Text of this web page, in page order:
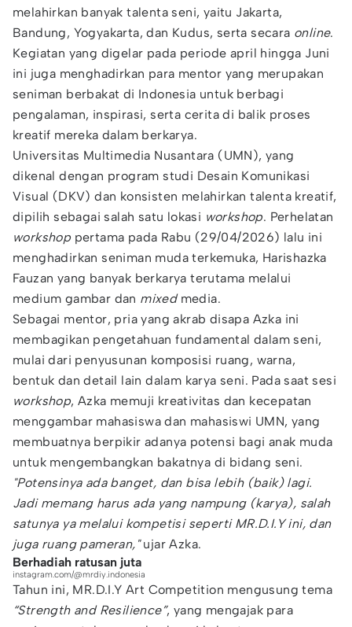
melahirkan banyak talenta seni, yaitu Jakarta,
Bandung, Yogyakarta, dan Kudus, serta secara online.
Kegiatan yang digelar pada periode april hingga Juni
ini juga menghadirkan para mentor yang merupakan
seniman berbakat di Indonesia untuk berbagi
pengalaman, inspirasi, serta cerita di balik proses
kreatif mereka dalam berkarya.
Universitas Multimedia Nusantara (UMN), yang
dikenal dengan program studi Desain Komunikasi
Visual (DKV) dan konsisten melahirkan talenta kreatif,
dipilih sebagai salah satu lokasi workshop. Perhelatan
workshop pertama pada Rabu (29/04/2026) lalu ini
menghadirkan seniman muda terkemuka, Harishazka
Fauzan yang banyak berkarya terutama melalui
medium gambar dan mixed media.
Sebagai mentor, pria yang akrab disapa Azka ini
membagikan pengetahuan fundamental dalam seni,
mulai dari penyusunan komposisi ruang, warna,
bentuk dan detail lain dalam karya seni. Pada saat sesi
workshop, Azka memuji kreativitas dan kecepatan
menggambar mahasiswa dan mahasiswi UMN, yang
membuatnya berpikir adanya potensi bagi anak muda
untuk mengembangkan bakatnya di bidang seni.
"Potensinya ada banget, dan bisa lebih (baik) lagi.
Jadi memang harus ada yang nampung (karya), salah
satunya ya melalui kompetisi seperti MR.D.I.Y ini, dan
juga ruang pameran,"ujar Azka.
Berhadiah ratusan juta
instagram.com/@mrdiy.indonesia
Tahun ini, MR.D.I.Y Art Competition mengusung tema
“Strength and Resilience”, yang mengajak para